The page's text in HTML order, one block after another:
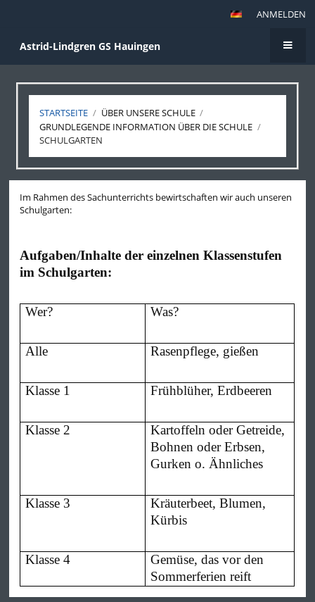
ANMELDEN
Astrid-Lindgren GS Hauingen
STARTSEITE / ÜBER UNSERE SCHULE /
GRUNDLEGENDE INFORMATION ÜBER DIE SCHULE /
SCHULGARTEN
Schulgarten
Im Rahmen des Sachunterrichts bewirtschaften wir auch unseren
Schulgarten:
Aufgaben/Inhalte der einzelnen Klassenstufen
im Schulgarten:
Wer? Was?
Alle Rasenpflege, gießen
Klasse 1 Frühblüher, Erdbeeren
Klasse 2
Kartoffeln oder Getreide,
Bohnen oder Erbsen,
Gurken o. Ähnliches
Klasse 3
Kräuterbeet, Blumen,
Kürbis
Klasse 4
Gemüse, das vor den
Sommerferien reift